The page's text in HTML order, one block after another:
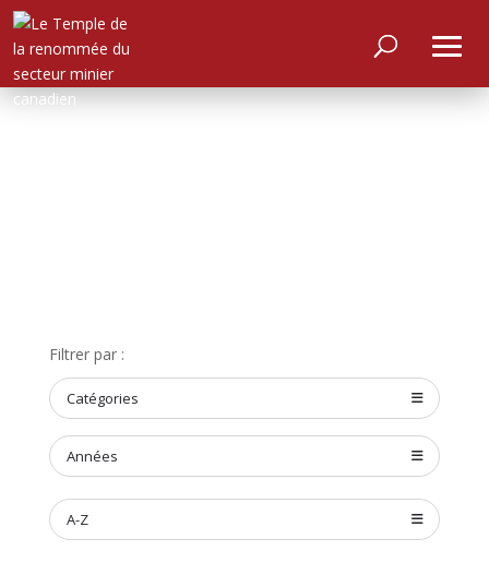
À
PROPOS
RENCONTRER
LES
MEMBRES
NOMINATION
CÉRÉMONIE
ANNUELLE
Filtrer par :
Catégories
Années
A-Z